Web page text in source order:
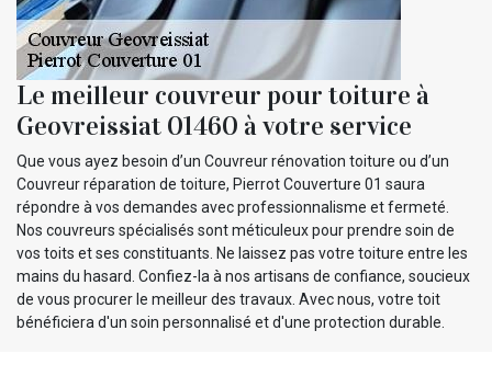
Le meilleur couvreur pour toiture à
Geovreissiat 01460 à votre service
Que vous ayez besoin d’un Couvreur rénovation toiture ou d’un
Couvreur réparation de toiture, Pierrot Couverture 01 saura
répondre à vos demandes avec professionnalisme et fermeté.
Nos couvreurs spécialisés sont méticuleux pour prendre soin de
vos toits et ses constituants. Ne laissez pas votre toiture entre les
mains du hasard. Confiez-la à nos artisans de confiance, soucieux
de vous procurer le meilleur des travaux. Avec nous, votre toit
bénéficiera d'un soin personnalisé et d'une protection durable.